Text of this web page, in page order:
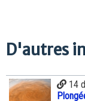
D'autres
14